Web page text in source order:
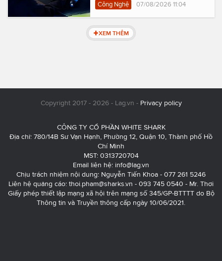
Công Nghệ 07/08/2026 11:04
XEM THÊM
Copyright 2017 - 2026 - Lag.vn - Privacy policy
CÔNG TY CỔ PHẦN WHITE SHARK
Địa chỉ: 780/14B Sư Vạn Hạnh, Phường 12, Quận 10, Thành phố Hồ
Chí Minh
MST: 0313720704
Email liên hệ: info@lag.vn
Chịu trách nhiệm nội dung: Nguyễn Tiến Khoa - 077 261 5246
Liên hệ quảng cáo: thoi.pham@sharks.vn - 093 745 0540 - Mr. Thơi
Giấy phép thiết lập mạng xã hội trên mạng số 345/GP-BTTTT do Bộ
Thông tin và Truyền thông cấp ngày 10/06/2021.